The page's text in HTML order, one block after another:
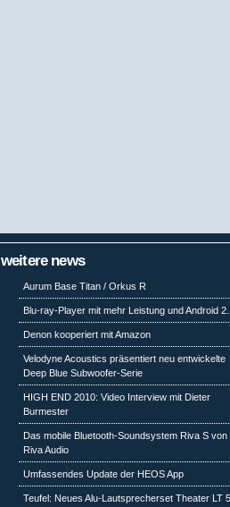
weitere news
Aurum Base Titan / Orkus R
Blu-ray-Player mit mehr Leistung und Android
Denon kooperiert mit Amazon
Velodyne Acoustics präsentiert neu entwickelte
Deep Blue Subwoofer-Serie
HIGH END 2010: Video Interview mit Dieter
Burmester
Das mobile Bluetooth-Soundsystem Riva S von
Riva Audio
Umfassendes Update der HEOS App
Teufel: Neues Alu-Lautsprecherset Theater LT